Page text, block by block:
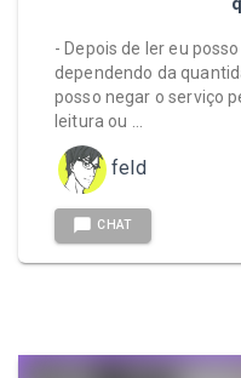
- Depois de ler eu
dependendo da
posso negar o serviço
leitura ou …
feld
CHAT